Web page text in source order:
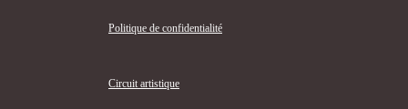
Politique de confidentialité
Circuit artistique